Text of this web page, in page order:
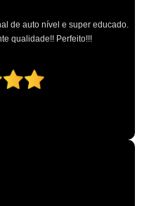
de auto nível e super educado.
qualidade!! Perfeito!!!